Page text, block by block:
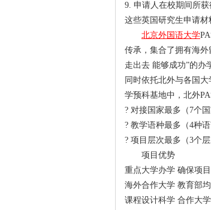
9. 申请人在校期间所
这些英国研究生申请材
北京外国语大学
传承，集合了拥有海外
走出去 能够成功”的办
同时依托北外与各国
学预科基地中，北外
? 对接国家最多（7个
? 教学语种最多（4种
? 项目层次最多（3个
项目优势
重点大学办学 确保项
海外合作大学 教育部
课程设计科学 合作大